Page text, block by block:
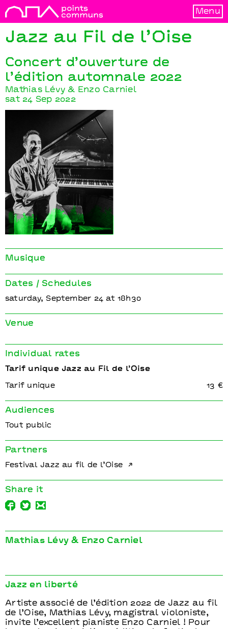
Menu
Jazz au Fil de l’Oise
Concert d’ouverture de
l’édition automnale 2022
Mathias Lévy & Enzo Carniel
sat 24 Sep 2022
Jazz au Fil de l’Oise
Mathias Lévy & Enzo
Mathias Lévy & Enzo Carniel
Jazz en liberté
Artiste associé de l’édition 2022 de Jazz au fil
de l’Oise, Mathias Lévy, magistral violoniste,
invite l’excellent pianiste Enzo Carniel ! Pour
Musique
Dates / Schedules
saturday, September 24 at 18h30
Venue
Individual rates
Tarif unique Jazz au Fil de l’Oise
Tarif unique 13 €
Audiences
Tout public
Partners
Festival Jazz au fil de l’Oise
Share it